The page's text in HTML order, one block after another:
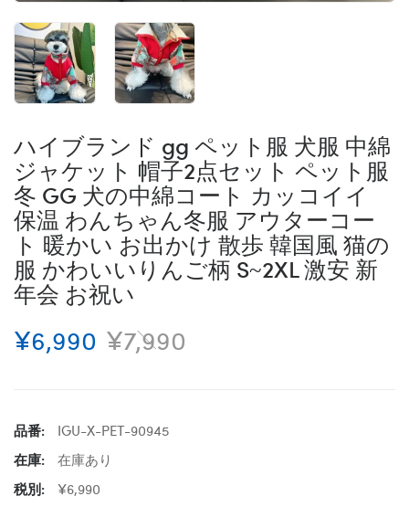
ハイブランド gg ペット服 犬服 中綿
ジャケット 帽子2点セット ペット服
冬 GG 犬の中綿コート カッコイイ
保温 わんちゃん冬服 アウターコー
ト 暖かい お出かけ 散歩 韓国風 猫の
服 かわいいりんご柄 S~2XL 激安 新
年会 お祝い
¥6,990 ¥7,990
品番:
IGU-X-PET-90945
在庫:
在庫あり
税別:
¥6,990